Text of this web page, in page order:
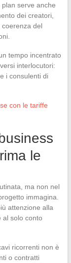
serve anche
dei creatori,
coerenza del
tempo incentrato
interlocutori:
i consulenti di
con le tariffe
le
ma non nel
immagina.
attenzione alla
al solo conto
ricorrenti non è
o contratti